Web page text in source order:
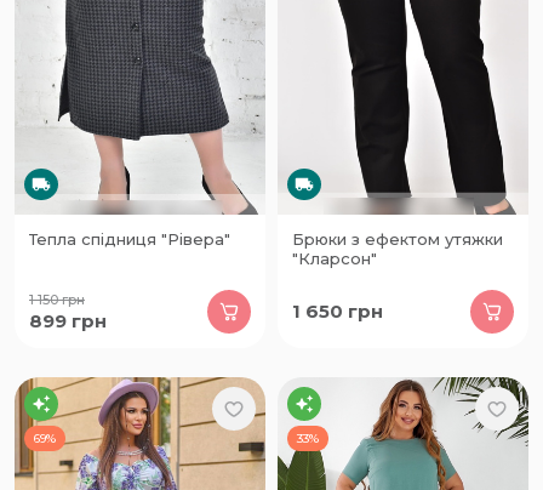
Тепла спідниця "Рівера"
1 150грн
899 грн
Брюки з ефектом утяжки
"Кларсон"
1 650 грн
69% 33%